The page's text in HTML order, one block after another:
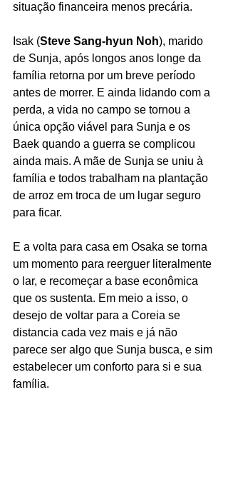
situação financeira menos precária.
Isak (Steve Sang-hyun Noh), marido
de Sunja, após longos anos longe da
família retorna por um breve período
antes de morrer. E ainda lidando com a
perda, a vida no campo se tornou a
única opção viável para Sunja e os
Baek quando a guerra se complicou
ainda mais. A mãe de Sunja se uniu à
família e todos trabalham na plantação
de arroz em troca de um lugar seguro
para ficar.
E a volta para casa em Osaka se torna
um momento para reerguer literalmente
o lar, e recomeçar a base econômica
que os sustenta. Em meio a isso, o
desejo de voltar para a Coreia se
distancia cada vez mais e já não
parece ser algo que Sunja busca, e sim
estabelecer um conforto para si e sua
família.